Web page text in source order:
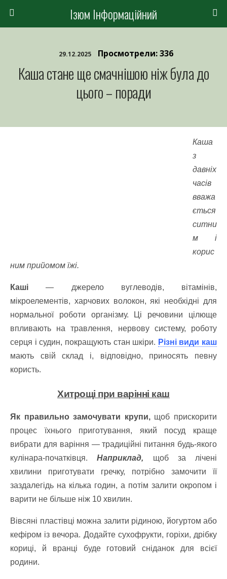
Ізюм Інформаційний
29.12.2025 Просмотрели: 336
Каша стане ще смачнішою ніж була до
цього – поради
Каша
з
давніх
часів
вважа
ється
ситни
м і
корис
ним прийомом їжі.
Каші — джерело вуглеводів, вітамінів,
мікроелементів, харчових волокон, які необхідні для
нормальної роботи організму. Ці речовини цілюще
впливають на травлення, нервову систему, роботу
серця і судин, покращують стан шкіри. Різні види каш
мають свій склад і, відповідно, приносять певну
користь.
Хитрощі при варінні каш
Як правильно замочувати крупи,щоб прискорити
процес їхнього приготування, який посуд краще
вибрати для варіння — традиційні питання будь-якого
кулінара-початківця.Наприклад, щоб за лічені
хвилини приготувати гречку, потрібно замочити її
заздалегідь на кілька годин, а потім залити окропом і
варити не більше ніж 10 хвилин.
Вівсяні пластівці можна залити рідиною, йогуртом або
кефіром із вечора. Додайте сухофрукти, горіхи, дрібку
кориці, й вранці буде готовий сніданок для всієї
родини.